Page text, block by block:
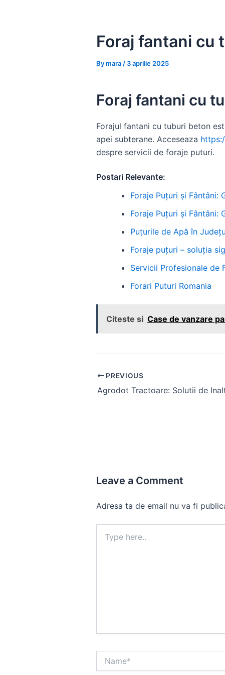
Foraj fantani cu
Bymara / 3 aprilie 2025
Foraj fantani cu
Forajul fantani cu tuburi beton
apei subterane. Acceseaza
despre servicii de foraje puturi.
Postari Relevante:
Foraje Puțuri și Fântâni:
Foraje Puțuri și Fântâni:
Puțurile de Apă în
Foraje puțuri – soluția
Servicii Profesionale de
Forari Puturi Romania
Citeste si Case de vanzare
Post
navigation
PREVIOUS
Leave a Comment
Adresa ta de email nu va fi
here..